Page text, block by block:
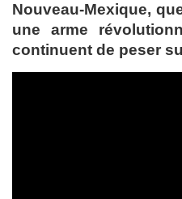
Nouveau-Mexique,
une arme
continuent de peser